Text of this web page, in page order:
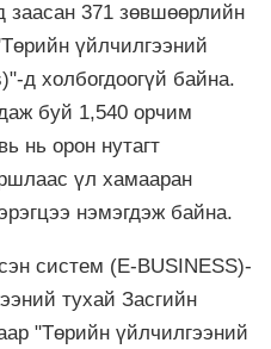
заасан 371 зөвшөөрлийн
үйлчилгээний
д холбогдоогүй байна.
буй 1,540 орчим
нь орон нутагт
үл хамааран
нэмэгдэж байна.
систем (Е-BUSINESS)-
тухай Засгийн
"Төрийн үйлчилгээний